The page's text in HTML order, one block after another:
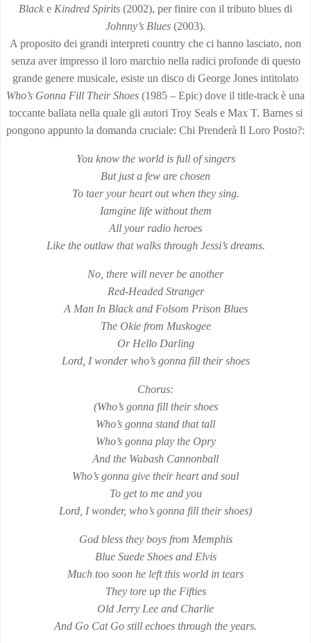
Black e Kindred Spirits (2002), per finire con il tributo blues di
Johnny’s Blues (2003).
A proposito dei grandi interpreti country che ci hanno lasciato, non
senza aver impresso il loro marchio nella radici profonde di questo
grande genere musicale, esiste un disco di George Jones intitolato
Who’s Gonna Fill Their Shoes (1985 – Epic) dove il title-track è una
toccante ballata nella quale gli autori Troy Seals e Max T. Barnes si
pongono appunto la domanda cruciale: Chi Prenderà Il Loro Posto?:
You know the world is full of singers
But just a few are chosen
To taer your heart out when they sing.
Iamgine life without them
All your radio heroes
Like the outlaw that walks through Jessi’s dreams.
No, there will never be another
Red-Headed Stranger
A Man In Black and Folsom Prison Blues
The Okie from Muskogee
Or Hello Darling
Lord, I wonder who’s gonna fill their shoes
Chorus:
(Who’s gonna fill their shoes
Who’s gonna stand that tall
Who’s gonna play the Opry
And the Wabash Cannonball
Who’s gonna give their heart and soul
To get to me and you
Lord, I wonder, who’s gonna fill their shoes)
God bless they boys from Memphis
Blue Suede Shoes and Elvis
Much too soon he left this world in tears
They tore up the Fifties
Old Jerry Lee and Charlie
And Go Cat Go still echoes through the years.